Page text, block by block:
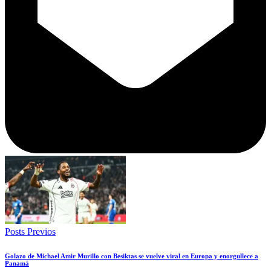
Posts Previos
Golazo de Michael Amir Murillo con Besiktas se vuelve viral en Europa y enorgullece a
Panamá